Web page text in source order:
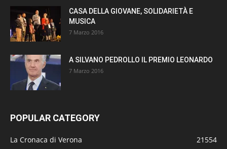
CASA DELLA GIOVANE, SOLIDARIETÀ E
MUSICA
7 Marzo 2016
A SILVANO PEDROLLO IL PREMIO LEONARDO
7 Marzo 2016
POPULAR CATEGORY
La Cronaca di Verona
21554